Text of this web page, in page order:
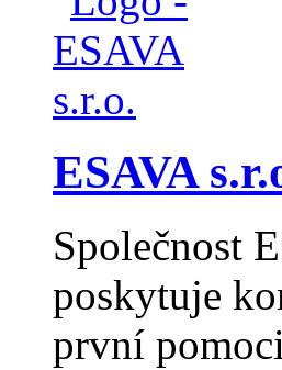
ESAVA
Společnost
poskytuje
první